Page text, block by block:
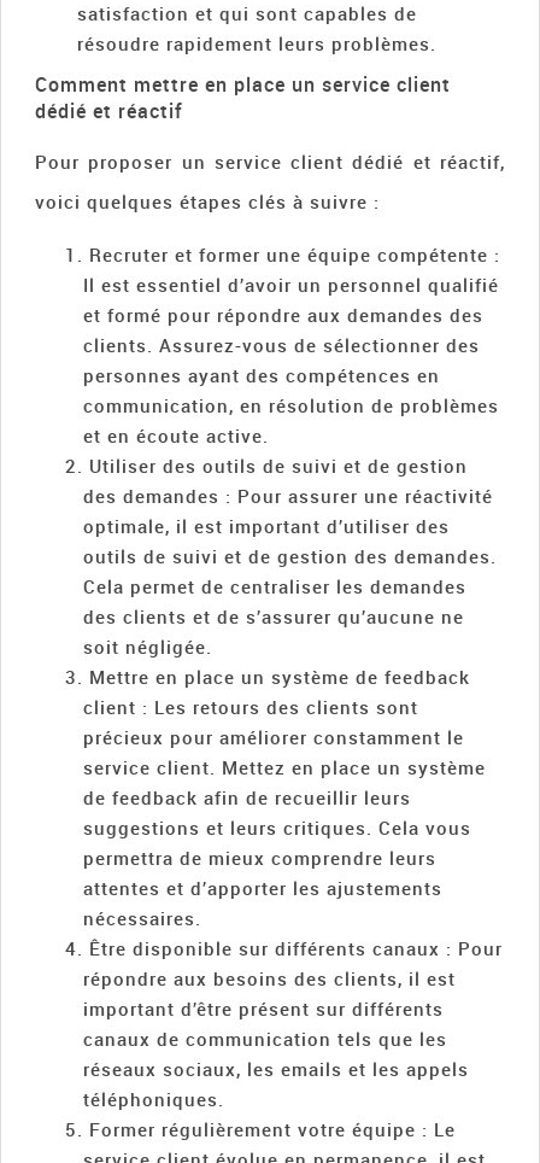
satisfaction et qui sont capables de
résoudre rapidement leurs problèmes.
Comment mettre en place un service client
dédié et réactif
Pour proposer un service client dédié et réactif,
voici quelques étapes clés à suivre :
Recruter et former une équipe compétente :
Il est essentiel d’avoir un personnel qualifié
et formé pour répondre aux demandes des
clients. Assurez-vous de sélectionner des
personnes ayant des compétences en
communication, en résolution de problèmes
et en écoute active.
Utiliser des outils de suivi et de gestion
des demandes : Pour assurer une réactivité
optimale, il est important d’utiliser des
outils de suivi et de gestion des demandes.
Cela permet de centraliser les demandes
des clients et de s’assurer qu’aucune ne
soit négligée.
Mettre en place un système de feedback
client : Les retours des clients sont
précieux pour améliorer constamment le
service client. Mettez en place un système
de feedback afin de recueillir leurs
suggestions et leurs critiques. Cela vous
permettra de mieux comprendre leurs
attentes et d’apporter les ajustements
nécessaires.
Être disponible sur différents canaux : Pour
répondre aux besoins des clients, il est
important d’être présent sur différents
canaux de communication tels que les
réseaux sociaux, les emails et les appels
téléphoniques.
Former régulièrement votre équipe : Le